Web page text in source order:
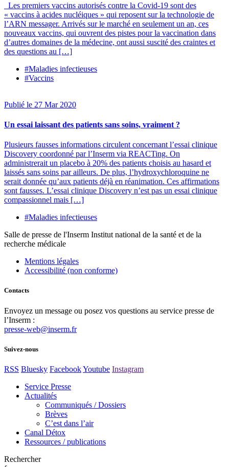
Les premiers vaccins autorisés contre la Covid-19 sont des
« vaccins à acides nucléiques » qui reposent sur la technologie de
l’ARN messager. Arrivés sur le marché en seulement un an, ces
nouveaux vaccins, qui ouvrent des pistes pour la vaccination dans
d’autres domaines de la médecine, ont aussi suscité des craintes et
des questions au […]
#Maladies infectieuses
#Vaccins
Publié le 27 Mar 2020
Un essai laissant des patients sans soins, vraiment ?
Plusieurs fausses informations circulent concernant l’essai clinique
Discovery coordonné par l’Inserm via REACTing. On
administrerait un placebo à 20% des patients choisis au hasard et
laissés sans soins par ailleurs. De plus, l’hydroxychloroquine ne
serait donnée qu’aux patients déjà en réanimation. Ces affirmations
sont fausses. L’essai clinique Discovery n’est pas un essai clinique
compassionnel mais […]
#Maladies infectieuses
Salle de presse de l'Inserm Institut national de la santé et de la
recherche médicale
Mentions légales
Accessibilité (non conforme)
Contacts
Envoyez un message ou posez vos questions au service presse de
l’Inserm :
presse-web@inserm.fr
Suivez-nous
RSS Bluesky FacebookYoutube Instagram
Service Presse
Actualités
Communiqués / Dossiers
Brèves
C’est dans l’air
Canal Détox
Ressources / publications
Rechercher